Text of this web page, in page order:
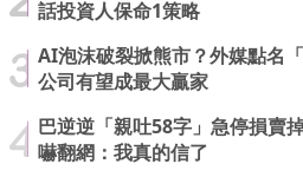
話投資人保命1策略
AI泡沫破裂掀熊市？外媒點名
公司有望成最大贏家
巴逆逆「親吐58字」急停損賣
嚇翻網：我真的信了